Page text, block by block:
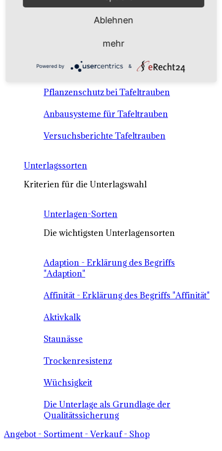
Anbausysteme & Recht
Tafeltrauben A-Z Sortenbeschreibungen
Tafeltraubenanbau - rechtliche
Voraussetzungen
Pflanzenschutz bei Tafeltrauben
Anbausysteme für Tafeltrauben
Versuchsberichte Tafeltrauben
Unterlagssorten
Kriterien für die Unterlagswahl
Unterlagen-Sorten
Die wichtigsten Unterlagensorten
Adaption - Erklärung des Begriffs
"Adaption"
Affinität - Erklärung des Begriffs "Affinität"
Aktivkalk
Staunässe
Trockenresistenz
Wüchsigkeit
Die Unterlage als Grundlage der
Qualitätssicherung
Angebot - Sortiment - Verkauf - Shop
Ablehnen
mehr
Powered by &